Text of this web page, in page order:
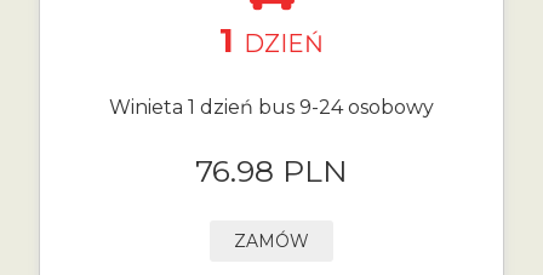
1 DZIEŃ
Winieta 1 dzień bus 9-24 osobowy
76.98 PLN
ZAMÓW